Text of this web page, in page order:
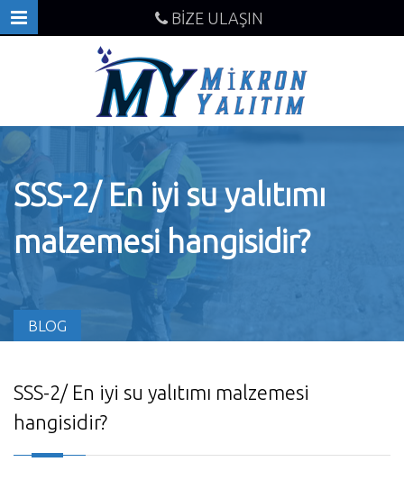
BİZE ULAŞIN
SSS-2/ En iyi su yalıtımı
malzemesi hangisidir?
BLOG
SSS-2/ En iyi su yalıtımı malzemesi
hangisidir?